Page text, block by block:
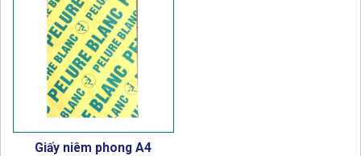
Giấy niêm phong A4